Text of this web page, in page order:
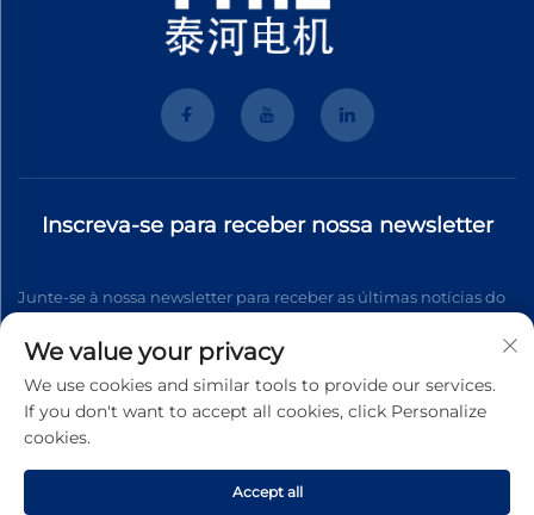
Inscreva-se para receber nossa newsletter
Junte-se à nossa newsletter para receber as últimas notícias do
Inscrever-se
Direitos autorais © 2025 Wenzhou Tyhe Motor Co.,ltd. Todos os
We value your privacy
We use cookies and similar tools to provide our services.
If you don't want to accept all cookies, click Personalize
cookies.
Accept all